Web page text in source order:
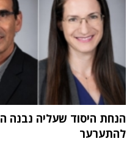
הנחת היסוד שעליה נבנה
להתערער